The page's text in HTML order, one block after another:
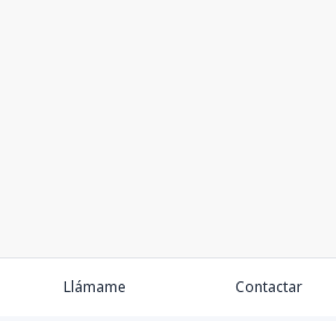
Llámame Contactar